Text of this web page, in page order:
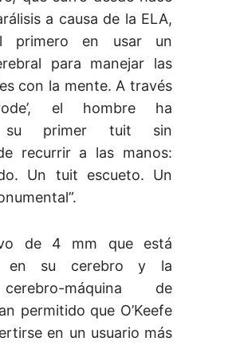
a causa de la ELA,
primero en usar un
para manejar las
con la mente. A través
el hombre ha
su primer tuit sin
recurrir a las manos:
Un tuit escueto. Un
de 4 mm que está
en su cerebro y la
máquina de
permitido que O’Keefe
en un usuario más